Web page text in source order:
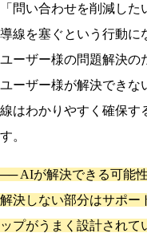
「問い合わせを削減し
導線を塞ぐという行動に
ユーザー様の問題解決の
ユーザー様が解決できな
線はわかりやすく確保す
す。
── AIが解決できる可能
解決しない部分はサポー
ップがうまく設計されて